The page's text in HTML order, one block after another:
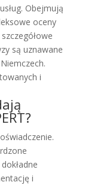
Obejmują
oceny
są uznawane
i
i